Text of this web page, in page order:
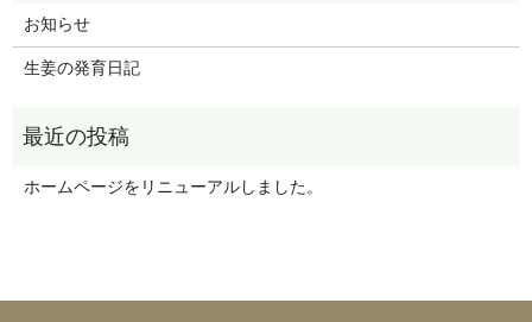
お知らせ
生姜の発育日記
ホームページをリニューアルしました。